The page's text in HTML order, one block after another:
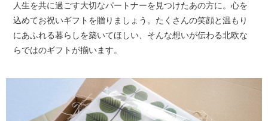
人生を共に過ごす大切なパートナーを見つけたあの方に。心を
込めてお祝いギフトを贈りましょう。たくさんの笑顔と温もり
にあふれる暮らしを築いてほしい、そんな想いが伝わる北欧な
らではのギフトが揃います。